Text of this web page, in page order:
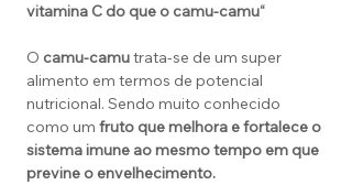
vitamina C do que o camu-camu“
O camu-camutrata-se de um super
alimento em termos de potencial
nutricional. Sendo muito conhecido
como um fruto que melhora e fortalece o
sistema imune ao mesmo tempo em que
previne o envelhecimento.